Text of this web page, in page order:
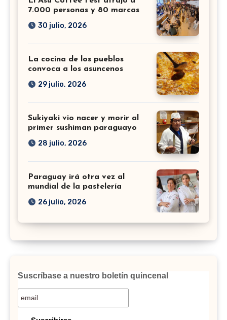
7.000 personas y 80 marcas
30 julio, 2026
La cocina de los pueblos
convoca a los asuncenos
29 julio, 2026
Sukiyaki vio nacer y morir al
primer sushiman paraguayo
28 julio, 2026
Paraguay irá otra vez al
mundial de la pastelería
26 julio, 2026
Suscríbase a nuestro boletín quincenal